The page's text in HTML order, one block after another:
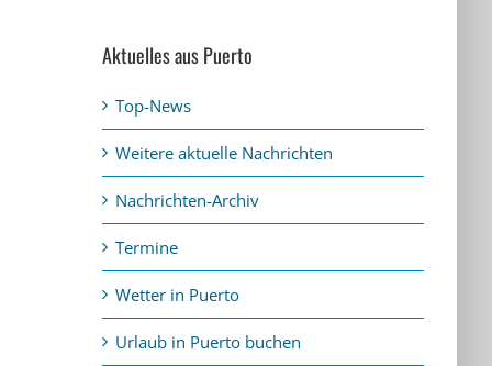
Aktuelles aus Puerto
Top-News
Weitere aktuelle Nachrichten
Nachrichten-Archiv
Termine
Wetter in Puerto
Urlaub in Puerto buchen